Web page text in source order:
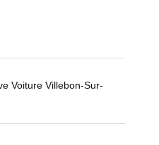
Voiture Villebon-Sur-